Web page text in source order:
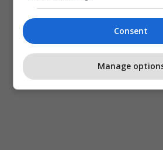
Consent
Manage